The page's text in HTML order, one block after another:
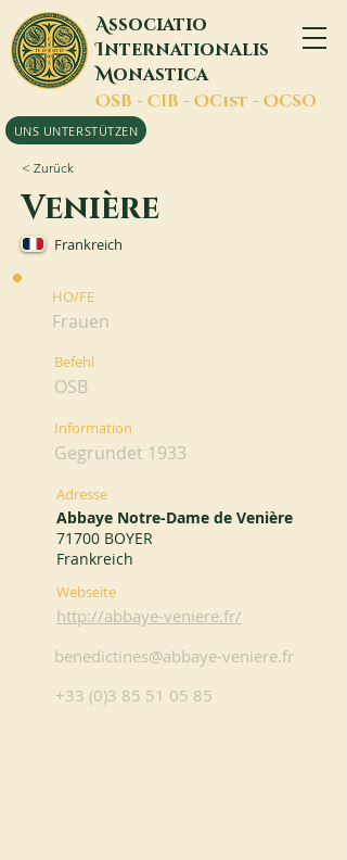
Associatio
Internationalis
Monastica
OSB - CIB - OCist - OCSO
UNS UNTERSTÜTZEN
< Zurück
Venière
Frankreich
HO/FE
Frauen
Befehl
OSB
Information
Gegründet 1933
Adresse
Abbaye Notre-Dame de Venière
71700 BOYER
Frankreich
Webseite
http://abbaye-veniere.fr/
benedictines@abbaye-veniere.fr
+33 (0)3 85 51 05 85